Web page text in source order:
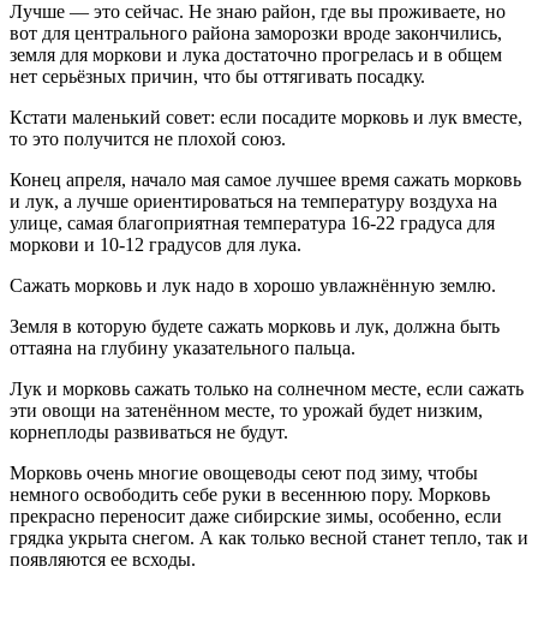
Лучше — это сейчас. Не знаю район, где вы проживаете, но
вот для центрального района заморозки вроде закончились,
земля для моркови и лука достаточно прогрелась и в общем
нет серьёзных причин, что бы оттягивать посадку.
Кстати маленький совет: если посадите морковь и лук вместе,
то это получится не плохой союз.
Конец апреля, начало мая самое лучшее время сажать морковь
и лук, а лучше ориентироваться на температуру воздуха на
улице, самая благоприятная температура 16-22 градуса для
моркови и 10-12 градусов для лука.
Сажать морковь и лук надо в хорошо увлажнённую землю.
Земля в которую будете сажать морковь и лук, должна быть
оттаяна на глубину указательного пальца.
Лук и морковь сажать только на солнечном месте, если сажать
эти овощи на затенённом месте, то урожай будет низким,
корнеплоды развиваться не будут.
Морковь очень многие овощеводы сеют под зиму, чтобы
немного освободить себе руки в весеннюю пору. Морковь
прекрасно переносит даже сибирские зимы, особенно, если
грядка укрыта снегом. А как только весной станет тепло, так и
появляются ее всходы.